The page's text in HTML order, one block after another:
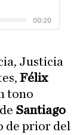
Justicia
Félix
tono
Santiago
de prior del